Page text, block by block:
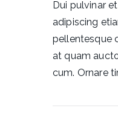
Dui pulvinar
adipiscing
pellentesque
at quam
cum. Ornare